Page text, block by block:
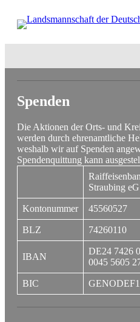
zum
Inhalt
wechseln
Spenden
Die Aktionen der Orts- und
werden durch ehrenamtliche
weshalb wir auf Spenden
Spendenquittung kann
Straubing eG
Kontonummer 45560527
BLZ 74260110
IBAN
DE24 7426
0045 5605
BIC